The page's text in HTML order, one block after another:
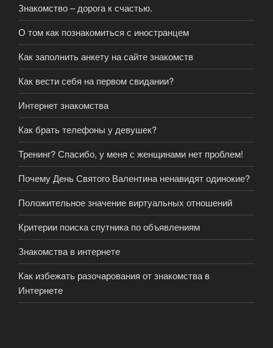
Знакомство – дорога к счастью.
О том как познакомиться с иностранцем
Как заполнить анкету на сайте знакомств
Как вести себя на первом свидании?
Интернет знакомства
Как брать телефоны у девушек?
Тренинг? Спасибо, у меня с женщинами нет проблем!
Почему День Святого Валентина ненавидят одинокие?
Положительное значение виртуальных отношений
Критерии поиска спутника по объявлениям
Знакомства в интернете
Как избежать разочарования от знакомства в
Интернете